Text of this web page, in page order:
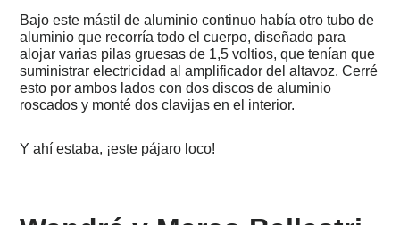
2015
-
Álex
De
La
Iglesia
-
brujas
de
-
Bajo este mástil de aluminio continuo había otro tubo de
aluminio que recorría todo el cuerpo, diseñado para
alojar varias pilas gruesas de 1,5 voltios, que tenían que
suministrar electricidad al amplificador del altavoz. Cerré
esto por ambos lados con dos discos de aluminio
roscados y monté dos clavijas en el interior.
Y ahí estaba, ¡este pájaro loco!